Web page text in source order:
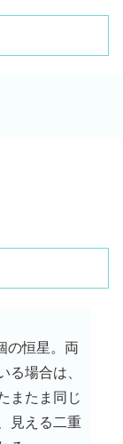
の恒星。両
る場合は、
またま同じ
見える二重